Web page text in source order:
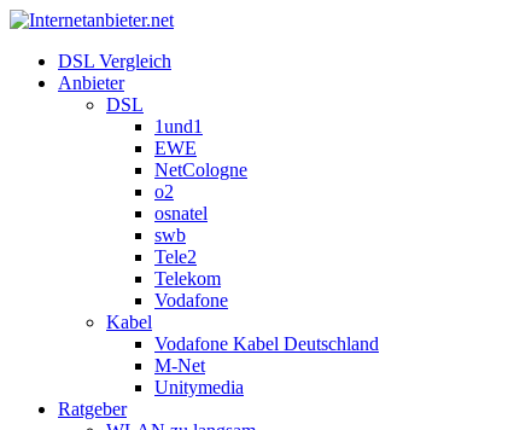
DSL Vergleich
Anbieter
DSL
1und1
EWE
NetCologne
o2
osnatel
swb
Tele2
Telekom
Vodafone
Kabel
Vodafone Kabel Deutschland
M-Net
Unitymedia
Ratgeber